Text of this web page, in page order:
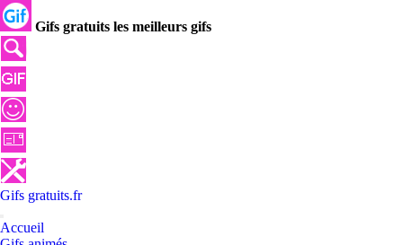
Gifs gratuits les meilleurs gifs
Gifs gratuits.fr
Accueil